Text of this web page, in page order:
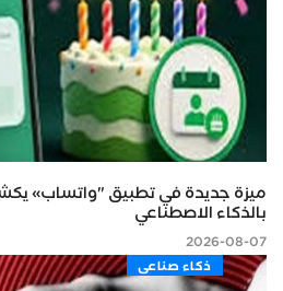
ميزة جديدة في تطبيق "واتساب»
بالذكاء الاصطناعي
2026-08-07
ذكاء صناعى